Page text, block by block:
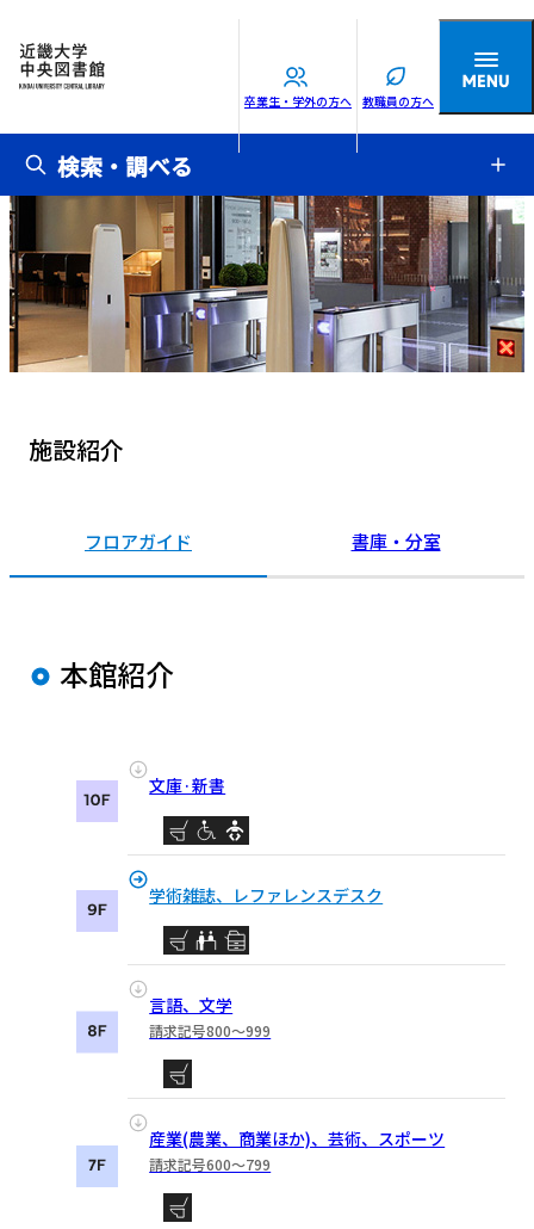
卒業生・学外の方へ 教職員の方へ
検索・調べる
施設紹介
フロアガイド 書庫・分室
本館紹介
文庫·新書
学術雑誌、レファレンスデスク
言語、文学
請求記号800〜999
産業(農業、商業ほか)、芸術、スポーツ
請求記号600〜799